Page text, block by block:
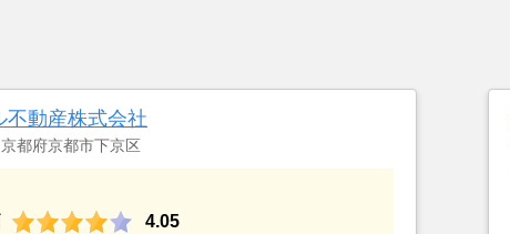
不動産株式会社
都府京都市下京区
4.05